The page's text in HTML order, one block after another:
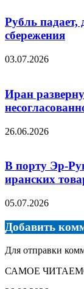
Рубль падает,
сбережения
03.07.2026
Иран
26.06.2026
В порту Эр-
иранских
05.07.2026
Добавить
Для отправки
САМОЕ